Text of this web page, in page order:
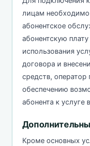
лицам
абонентское
абонентскую
использования
договора и
средств,
обеспечению
абонента к услуге
Кроме основных